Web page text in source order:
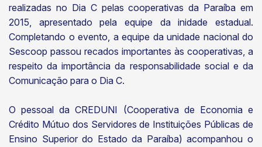
realizadas no Dia C pelas cooperativas da Paraíba em
2015, apresentado pela equipe da inidade estadual.
Completando o evento, a equipe da unidade nacional do
Sescoop passou recados importantes às cooperativas, a
respeito da importância da responsabilidade social e da
Comunicação para o Dia C.
O pessoal da CREDUNI (Cooperativa de Economia e
Crédito Mútuo dos Servidores de Instituições Públicas de
Ensino Superior do Estado da Paraíba) acompanhou o